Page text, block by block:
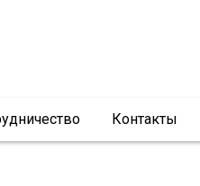
Контакты